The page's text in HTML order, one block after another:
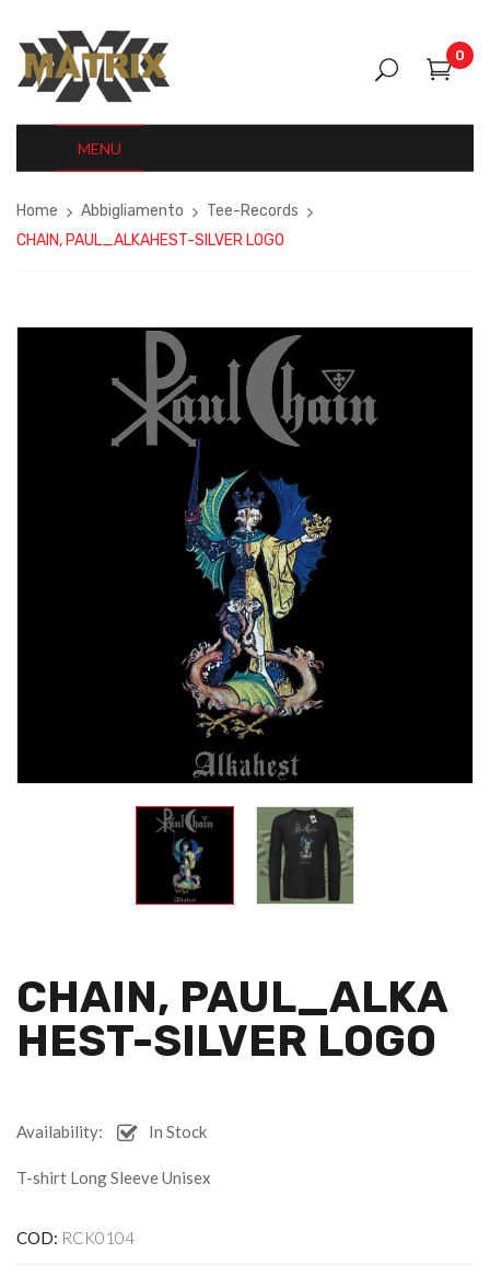
0
MENU
Home Abbigliamento
Tee-Records
CHAIN, PAUL_ALKAHEST-SILVER LOGO
CHAIN, PAUL_ALKA
HEST-SILVER LOGO
Availability: In Stock
T-shirt Long Sleeve Unisex
COD: RCK0104